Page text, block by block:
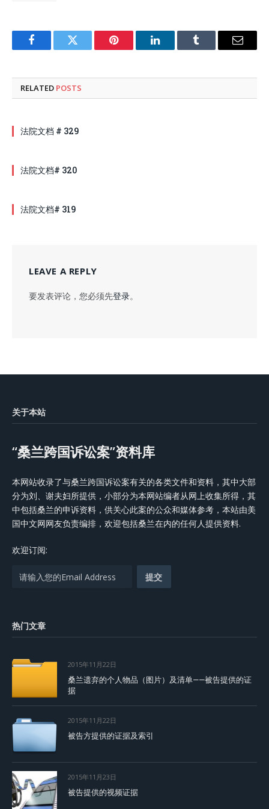
FacebookTwitter Pinterest LinkedInTumblr Email
RELATED POSTS
法院文档 # 329
法院文档# 320
法院文档# 319
LEAVE A REPLY
要发表评论，您必须先登录。
关于本站
“桑兰跨国诉讼案”资料库
本网站收录了与桑兰跨国诉讼案有关的各类文件和资料，其中大部
分为刘、谢夫妇所提供，小部分为本网站编者从网上收集所得，其
中包括桑兰的申诉资料，供关心此案的公众和媒体参考，本站由美
国中文网网友负责编排，欢迎包括桑兰在内的任何人提供资料.
欢迎订阅:
热门文章
2015年11月22日
桑兰遗弃的个人物品（图片）及清单——被告提供的证
据
2015年11月22日
被告方提供的证据及索引
2015年11月23日
被告提供的视频证据